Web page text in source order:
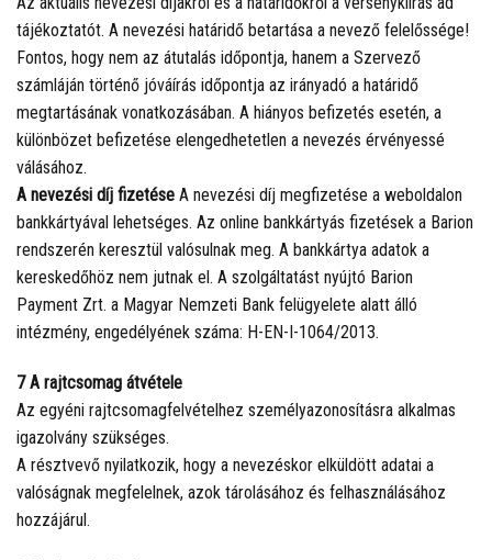
tájékoztatót. A nevezési határidő betartása a nevező felelőssége!
Fontos, hogy nem az átutalás időpontja, hanem a Szervező
számláján történő jóváírás időpontja az irányadó a határidő
megtartásának vonatkozásában. A hiányos befizetés esetén, a
különbözet befizetése elengedhetetlen a nevezés érvényessé
válásához.
A nevezési díj fizetése A nevezési díj megfizetése a weboldalon
bankkártyával lehetséges. Az online bankkártyás fizetések a Barion
rendszerén keresztül valósulnak meg. A bankkártya adatok a
kereskedőhöz nem jutnak el. A szolgáltatást nyújtó Barion
Payment Zrt. a Magyar Nemzeti Bank felügyelete alatt álló
intézmény, engedélyének száma: H-EN-I-1064/2013.
7 A rajtcsomag átvétele
Az egyéni rajtcsomagfelvételhez személyazonosításra alkalmas
igazolvány szükséges.
A résztvevő nyilatkozik, hogy a nevezéskor elküldött adatai a
valóságnak megfelelnek, azok tárolásához és felhasználásához
hozzájárul.